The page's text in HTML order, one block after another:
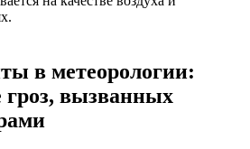
в метеорологии:
гроз, вызванных